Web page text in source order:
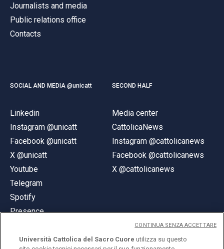
Journalists and media
Public relations office
Contacts
SOCIAL AND MEDIA @unicatt
Linkedin
Instagram @unicatt
Facebook @unicatt
X @unicatt
Youtube
Telegram
Spotify
Presence
SECOND HALF
Media center
CattolicaNews
Instagram @cattolicanews
Facebook @cattolicanews
X @cattolicanews
Università Cattolica del Sacro Cuore utilizza su questo
CONTINUA SENZA ACCETTARE